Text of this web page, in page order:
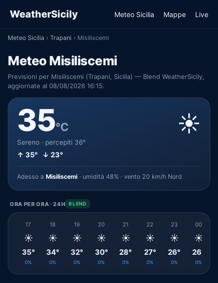
WeatherSicily Meteo Sicilia Mappe Live
Meteo Sicilia › Trapani › Misiliscemi
Meteo Misiliscemi
Previsioni per Misiliscemi (Trapani, Sicilia) — Blend WeatherSicily,
aggiornate al 08/08/2026 16:15.
35°C
Sereno · percepiti 36°
↑ 35° ↓ 23°
☀️
Adesso a Misiliscemi · umidità 48% · vento 20 km/h Nord
ORA PER ORA · 24H BLEND
17
☀️
35°
0%
18
☀️
34°
0%
19
☀️
32°
0%
20
☀️
30°
0%
21
☀️
28°
0%
22
☀️
27°
0%
23
☀️
26°
0%
00
☀️
26°
0%